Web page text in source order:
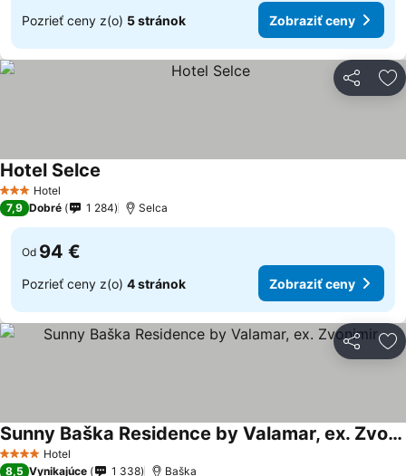
Pozrieť ceny z(o) 5 stránok Zobraziť ceny
Zdieľať
3 Počet hviezdičiek
Hotel
Hotel Selce
7,9 Dobré 1 284 Selca
Od 94 €
Pozrieť ceny z(o) 4 stránok Zobraziť ceny
Zdieľať
4 Počet hviezdičiek
Hotel
Sunny Baška Residence by Valamar, ex. Zvonimir
Zobraziť ceny
8,5 Vynikajúce 1 338 Baška